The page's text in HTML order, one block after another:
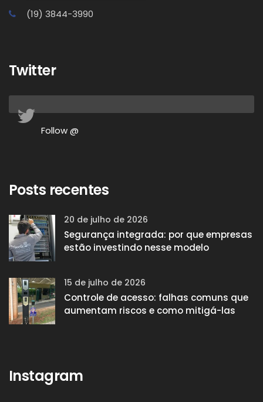
(19) 3844-3990
Twitter
Follow @
Posts recentes
20 de julho de 2026
Segurança integrada: por que empresas
estão investindo nesse modelo
15 de julho de 2026
Controle de acesso: falhas comuns que
aumentam riscos e como mitigá-las
Instagram